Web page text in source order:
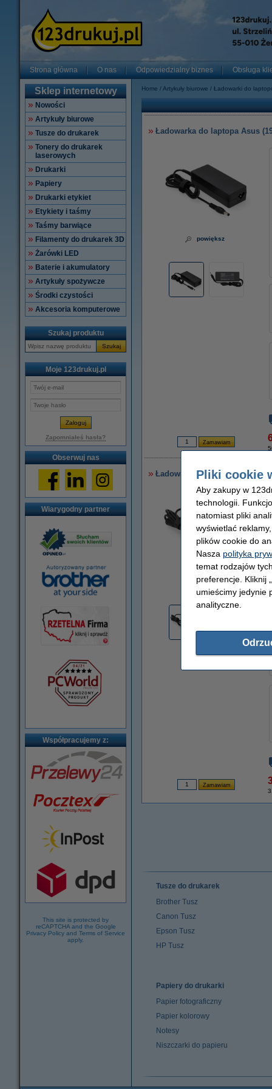
Strona główna O nas Odpowiedzialny biznes Obsługa
Sklep internetowy
Nowości
Artykuły biurowe
Tusze do drukarek
Tonery do drukarek
laserowych
Drukarki
Papiery
Drukarki etykiet
Etykiety i taśmy
Taśmy barwiące
Filamenty do drukarek 3D
Żarówki LED
Baterie i akumulatory
Artykuły spożywcze
Środki czystości
Akcesoria komputerowe
Szukaj produktu
Szukaj
Moje 123drukuj.pl
Zapomniałeś hasła?
Obserwuj nas
Wiarygodny partner
Współpracujemy z:
This site is protected by
reCAPTCHA and the Google
Privacy Policy and Terms of Service
apply.
Home Artykuły biurowe Ładowarki do
Ładowarka do laptopa Asus
powiększ
Ładowarka do laptopa Asus
powiększ
Tusze do drukarek
Brother Tusz
Canon Tusz
Epson Tusz
HP Tusz
Papiery do drukarki
Papier fotograficzny
Papier kolorowy
Notesy
Niszczarki do papieru
Pliki cookie
Aby zakupy w
technologii.
natomiast pliki
wyświetlać
plików cookie do
Nasza polityka
temat rodzajów
preferencje. Kliknij
umieścimy jedynie
analityczne.